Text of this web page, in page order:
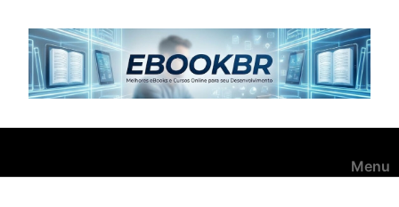
para
conteúdo
Menu